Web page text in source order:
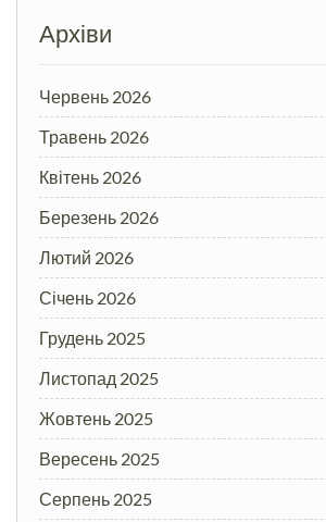
Архіви
Червень 2026
Травень 2026
Квітень 2026
Березень 2026
Лютий 2026
Січень 2026
Грудень 2025
Листопад 2025
Жовтень 2025
Вересень 2025
Серпень 2025